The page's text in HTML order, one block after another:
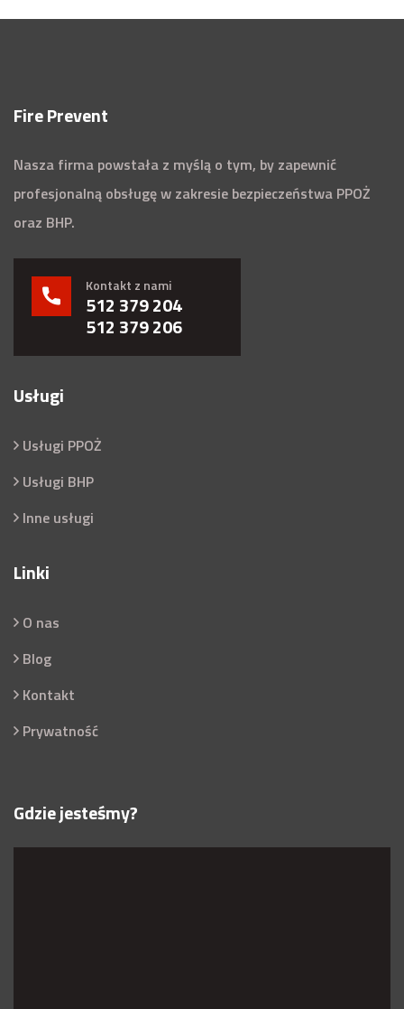
Fire Prevent
Nasza firma powstała z myślą o tym, by zapewnić
profesjonalną obsługę w zakresie bezpieczeństwa PPOŻ
oraz BHP.
Kontakt z nami
512 379 204
512 379 206
Usługi
Usługi PPOŻ
Usługi BHP
Inne usługi
Linki
O nas
Blog
Kontakt
Prywatność
Gdzie jesteśmy?